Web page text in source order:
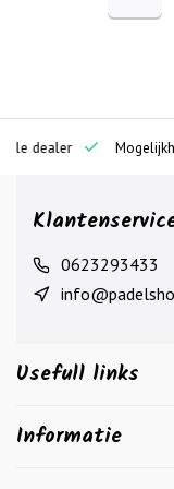
dealer
0623293433
Usefull links
Informatie